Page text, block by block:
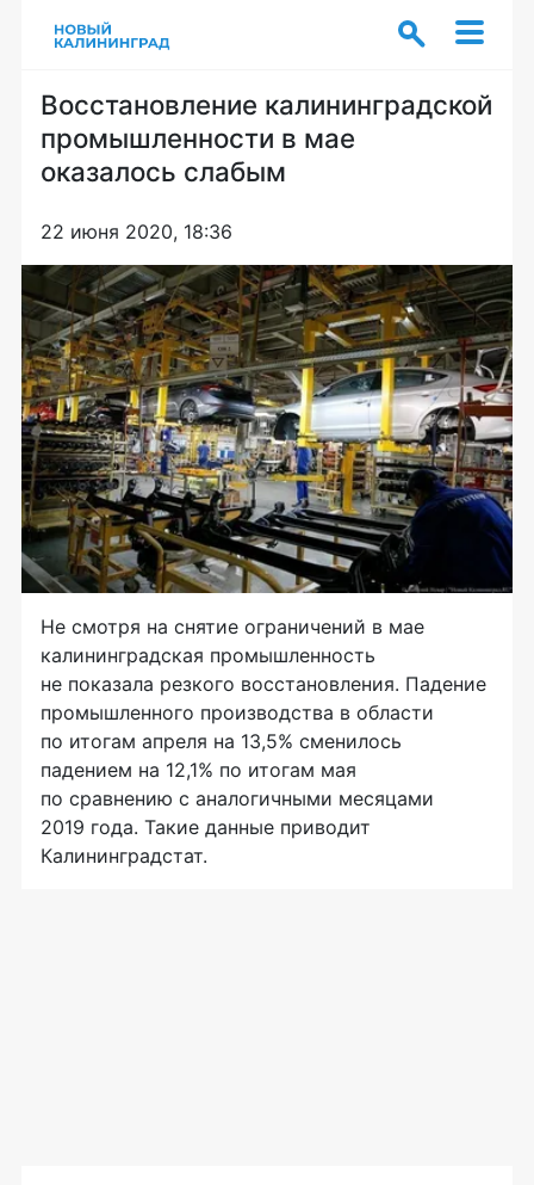
Восстановление калининградской
промышленности в мае
оказалось слабым
22 июня 2020, 18:36
Не смотря на снятие ограничений в мае
калининградская промышленность
не показала резкого восстановления. Падение
промышленного производства в области
по итогам апреля на 13,5% сменилось
падением на 12,1% по итогам мая
по сравнению с аналогичными месяцами
2019 года. Такие данные приводит
Калининградстат.